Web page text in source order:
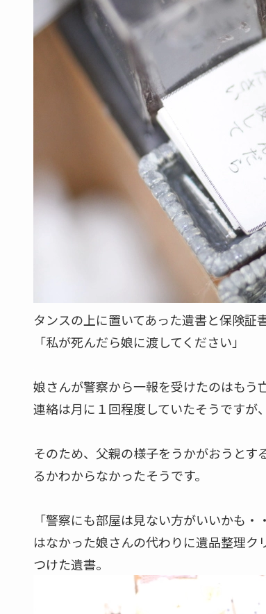
最後はふとんで発見された
■孤独死とゴミ屋敷のミニチュアは合計
2019年の展示でスタッフが作成した最
命保険」でした。
ミニチュアの横には実際の写真も置いて
「グロい」「エグい」「切ない」など声
娘が地方へ嫁ぎ父親は一人暮らし、母
タンスの上に置かれた「遺書と生命保険